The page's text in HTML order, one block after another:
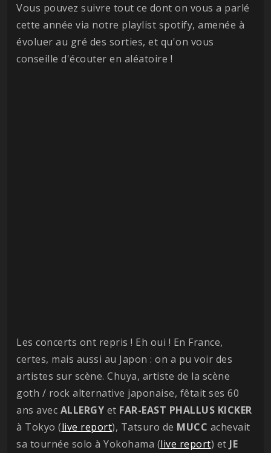
Vous pouvez suivre tout ce dont on vous a parlé
cette année via notre playlist spotify, amenée à
évoluer au gré des sorties, et qu'on vous
conseille d'écouter en aléatoire !
Les concerts ont repris ! Eh oui ! En France,
certes, mais aussi au Japon : on a pu voir des
artistes sur scène. Chuya, artiste de la scène
goth / rock alternative japonaise, fêtait ses 60
ans avec ALLERGY et FAR-EAST PHALLUS KICKER
à Tokyo (live report), Tatsuro de MUCC achevait
sa tournée solo à Yokohama (live report) et JE